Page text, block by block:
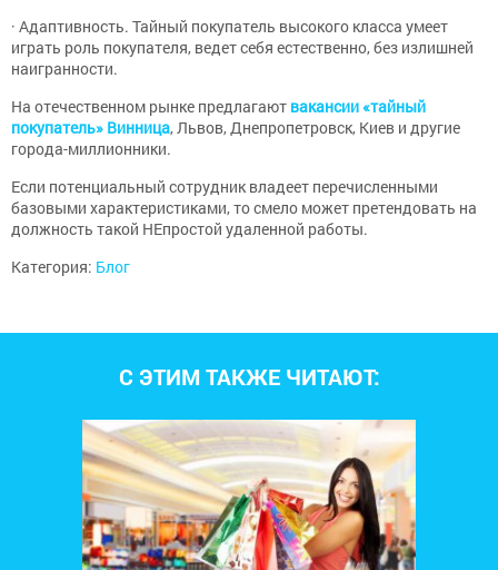
· Адаптивность. Тайный покупатель высокого класса умеет
играть роль покупателя, ведет себя естественно, без излишней
наигранности.
На отечественном рынке предлагают вакансии «тайный
покупатель» Винница, Львов, Днепропетровск, Киев и другие
города-миллионники.
Если потенциальный сотрудник владеет перечисленными
базовыми характеристиками, то смело может претендовать на
должность такой НЕпростой удаленной работы.
Категория: Блог
С ЭТИМ ТАКЖЕ ЧИТАЮТ: